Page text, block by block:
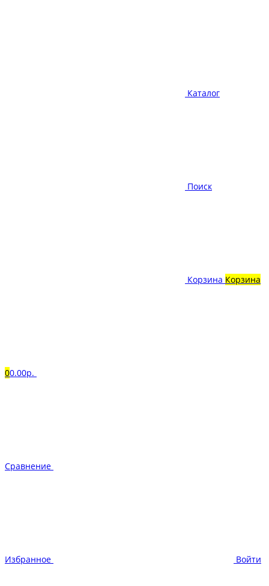
Каталог
Поиск
Корзина Корзина
00.00р.
Сравнение
Избранное Войти